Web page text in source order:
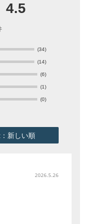
4.5
(34)
(14)
(6)
(1)
(0)
新しい順
2026.5.26